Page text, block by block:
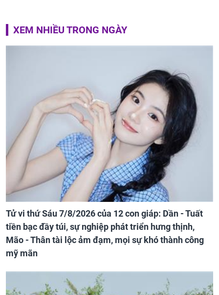
XEM NHIỀU TRONG NGÀY
Tử vi thứ Sáu 7/8/2026 của 12 con giáp: Dần - Tuất
tiền bạc đầy túi, sự nghiệp phát triển hưng thịnh,
Mão - Thân tài lộc ảm đạm, mọi sự khó thành công
mỹ mãn